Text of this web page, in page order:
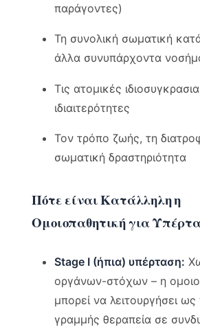
παράγοντες)
Τη συνολική σωματική
άλλα συνυπάρχοντα
Τις ατομικές
ιδιαιτερότητες
Τον τρόπο ζωής, τη
σωματική δραστηριότητα
Πότε είναι Κατάλληλη η
Ομοιοπαθητική για
Stage I (ήπια) υπέρταση:
οργάνων-στόχων – η
μπορεί να λειτουργήσει
γραμμής θεραπεία σε